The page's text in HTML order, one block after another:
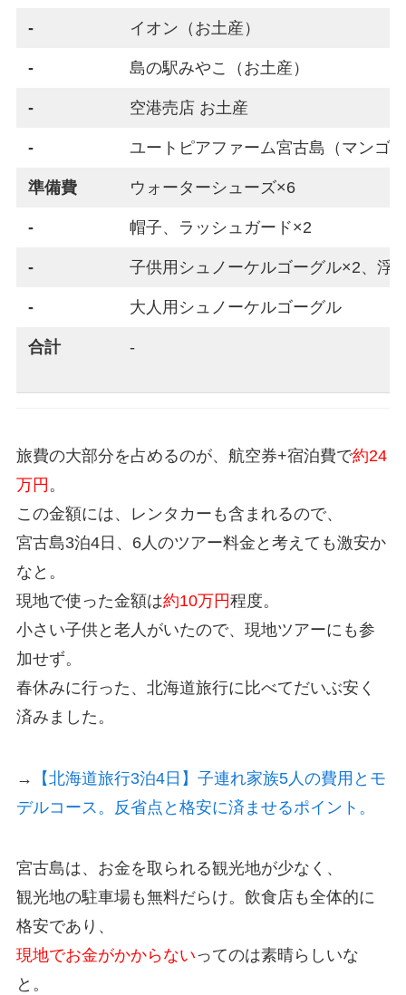
- イオン（お土産）
- 島の駅みやこ（お土産）
- 空港売店 お土産
- ユートピアファーム宮古島（マンゴ
準備費 ウォーターシューズ×6
- 帽子、ラッシュガード×2
- 子供用シュノーケルゴーグル×2、浮
- 大人用シュノーケルゴーグル
合計 -
旅費の大部分を占めるのが、航空券+宿泊費で約24
万円 。
この金額には、レンタカーも含まれるので、
宮古島3泊4日、6人のツアー料金と考えても激安か
なと。
現地で使った金額は約10万円程度。
小さい子供と老人がいたので、現地ツアーにも参
加せず。
春休みに行った、北海道旅行に比べてだいぶ安く
済みました。
→
【北海道旅行3泊4日】子連れ家族5人の費用とモ
デルコース。反省点と格安に済ませるポイント。
宮古島は、お金を取られる観光地が少なく、
観光地の駐車場も無料だらけ。飲食店も全体的に
格安であり、
現地でお金がかからないってのは素晴らしいな
と。